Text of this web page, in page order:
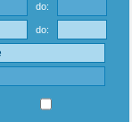
do:
do: